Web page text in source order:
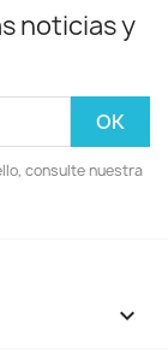
noticias y
consulte nuestra
